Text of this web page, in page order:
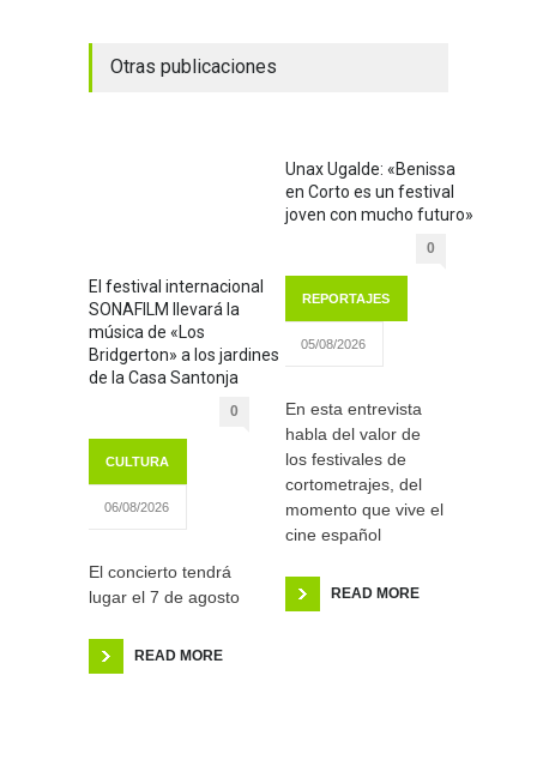
Otras publicaciones
El festival internacional
SONAFILM llevará la
música de «Los
Bridgerton» a los jardines
de la Casa Santonja
0
CULTURA
06/08/2026
El concierto tendrá
lugar el 7 de agosto
READ MORE
Unax Ugalde: «Benissa
en Corto es un festival
joven con mucho futuro»
0
REPORTAJES
05/08/2026
En esta entrevista
habla del valor de
los festivales de
cortometrajes, del
momento que vive el
cine español
READ MORE